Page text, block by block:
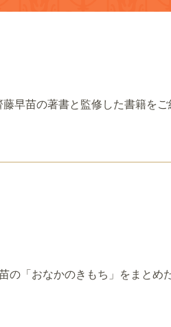
早苗の著書と監修した書籍を
の「おなかのきもち」をまとめ